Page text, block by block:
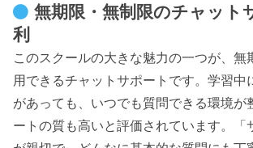
無期限・無制限のチャット
利
このスクールの大きな魅力の一つが、無
用できるチャットサポートです。学習中
があっても、いつでも質問できる環境が
ートの質も高いと評価されています。「